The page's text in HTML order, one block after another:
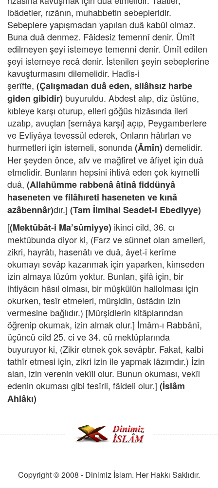
ibâdetler, rızânın, muhabbetin sebepleridir.
Sebeplere yapışmadan yapılan duâ kabûl olmaz.
Buna duâ denmez. Fâidesiz temennî denir. Ümît
edilmeyen şeyi istemeye temennî denir. Ümît edilen
şeyi istemeye recâ denir. İstenilen şeyin sebeplerine
kavuşturmasını dilemelidir. Hadîs-i
şerîfte, (Çalışmadan duâ eden, silâhsız harbe
giden gibidir) buyuruldu. Abdest alıp, diz üstüne,
kıbleye karşı oturup, elleri göğüs hizâsında ileri
uzatıp, avuçları [semâya karşı] açıp, Peygamberlere
ve Evliyâya tevessül ederek, Onların hâtırları ve
hurmetleri için istemeli, sonunda(Âmîn) demelidir.
Her şeyden önce, afv ve mağfiret ve âfiyet için duâ
etmelidir. Bunların hepsini ihtivâ eden çok kıymetli
duâ, (Allahümme rabbenâ âtinâ fiddünyâ
haseneten ve filâhıreti haseneten ve kınâ
azâbennâr)dır.] (Tam İlmihal Seadet-i Ebediyye)
[(Mektûbât-i Ma’sûmiyye) ikinci cild, 36. cı
mektûbunda diyor ki, (Farz ve sünnet olan amelleri,
zikri, hayrâtı, hasenâtı ve duâ, âyet-i kerîme
okumayı sevâp kazanmak için yaparken, kimseden
izin almaya lüzûm yoktur. Bunları, şifâ için, bir
ihtiyâcın hâsıl olması, bir müşkülün hallolması için
okurken, tesîr etmeleri, mürşidin, üstâdın izin
vermesine bağlıdır.) [Mürşidlerin kitâplarından
öğrenip okumak, izin almak olur.] İmâm-ı Rabbânî,
üçüncü cild 25. ci ve 34. cü mektûplarında
buyuruyor ki, (Zikir etmek çok sevâptır. Fakat, kalbi
tathîr etmesi için, zikri izin ile yapmak lâzımdır.) İzin
alan, izin verenin vekîli olur. Bunun okuması, vekîl
edenin okuması gibi tesîrli, fâideli olur.] (İslâm
Ahlâkı)
Copyright © 2008 - Dinimiz İslam. Her Hakkı Saklıdır.